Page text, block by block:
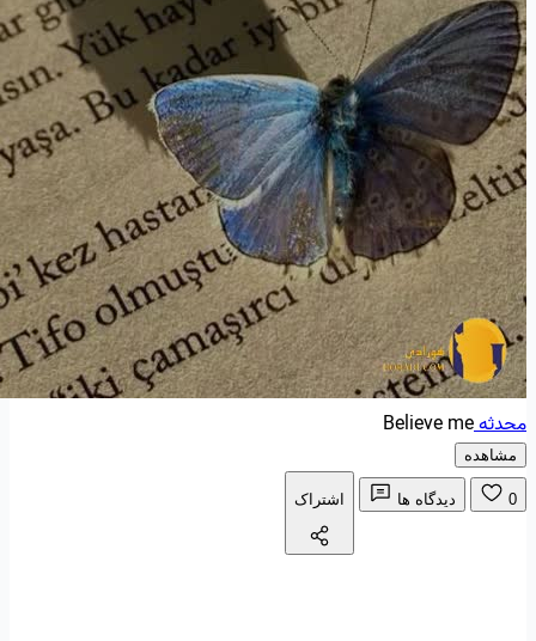
محدثهBelieve me
مشاهده
0 دیدگاه ها اشتراک